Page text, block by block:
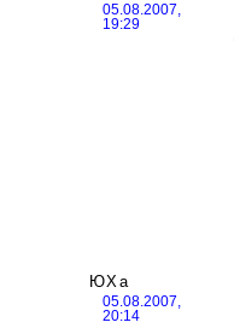
05.08.2007,
19:29
ЮХа
05.08.2007,
20:14